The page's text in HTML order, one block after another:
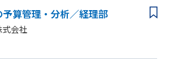
革する意識のもと、課題解決を倍速で、行動す
担当を主とし、制度企画をサポート
予算管理・分析／経理部
会社